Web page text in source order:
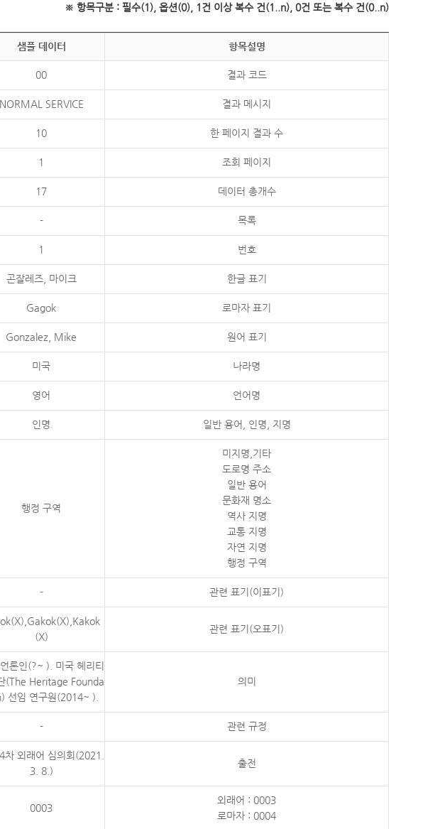
※ 항목구분 : 필수(1), 옵션(0), 1건 이상 복수 건(1..n), 0건 또는 복수 건(0..n)
샘플 데이터 항목설명
00 결과 코드
NORMAL SERVICE 결과 메시지
10 한 페이지 결과 수
1 조회 페이지
17 데이터 총개수
- 목록
1 번호
곤잘레즈, 마이크 한글 표기
Gagok 로마자 표기
Gonzalez, Mike 원어 표기
미국 나라명
영어 언어명
인명 일반 용어, 인명, 지명
행정 구역
미지명,기타
도로명 주소
일반 용어
문화재 명소
역사 지명
교통 지명
자연 지명
행정 구역
- 관련 표기(이표기)
(X)
관련 표기(오표기)
론인(?~ ). 미국 헤리티
(The Heritage Founda
선임 연구원(2014~ ).
의미
- 관련 규정
차 외래어 심의회(2021.
3. 8.)
출전
0003
외래어 : 0003
로마자 : 0004